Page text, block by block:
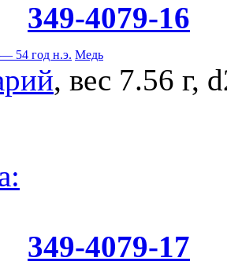
349-4079-16
54 год н.э. Медь
, вес 7.56 г,
349-4079-17